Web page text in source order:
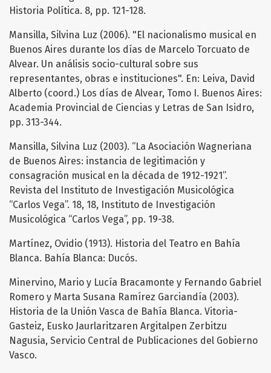
Historia Política. 8, pp. 121-128.
Mansilla, Silvina Luz (2006). "El nacionalismo musical en
Buenos Aires durante los días de Marcelo Torcuato de
Alvear. Un análisis socio-cultural sobre sus
representantes, obras e instituciones". En: Leiva, David
Alberto (coord.) Los días de Alvear, Tomo I. Buenos Aires:
Academia Provincial de Ciencias y Letras de San Isidro,
pp. 313-344.
Mansilla, Silvina Luz (2003). “La Asociación Wagneriana
de Buenos Aires: instancia de legitimación y
consagración musical en la década de 1912-1921”.
Revista del Instituto de Investigación Musicológica
“Carlos Vega”. 18, 18, Instituto de Investigación
Musicológica “Carlos Vega”, pp. 19-38.
Martínez, Ovidio (1913). Historia del Teatro en Bahía
Blanca. Bahía Blanca: Ducós.
Minervino, Mario y Lucía Bracamonte y Fernando Gabriel
Romero y Marta Susana Ramírez Garciandía (2003).
Historia de la Unión Vasca de Bahía Blanca. Vitoria-
Gasteiz, Eusko Jaurlaritzaren Argitalpen Zerbitzu
Nagusia, Servicio Central de Publicaciones del Gobierno
Vasco.